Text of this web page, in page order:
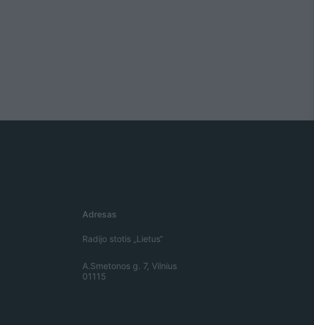
Adresas
Radijo stotis „Lietus“
A.Smetonos g. 7, Vilnius
01115